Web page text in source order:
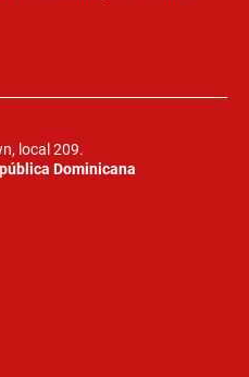
local 209.
Dominicana